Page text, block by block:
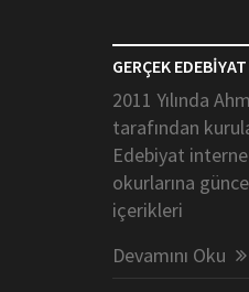
GERÇEK EDEBİYAT
2011 Yılında
tarafından
Edebiyat
okurlarına
içerikleri
Devamını Oku